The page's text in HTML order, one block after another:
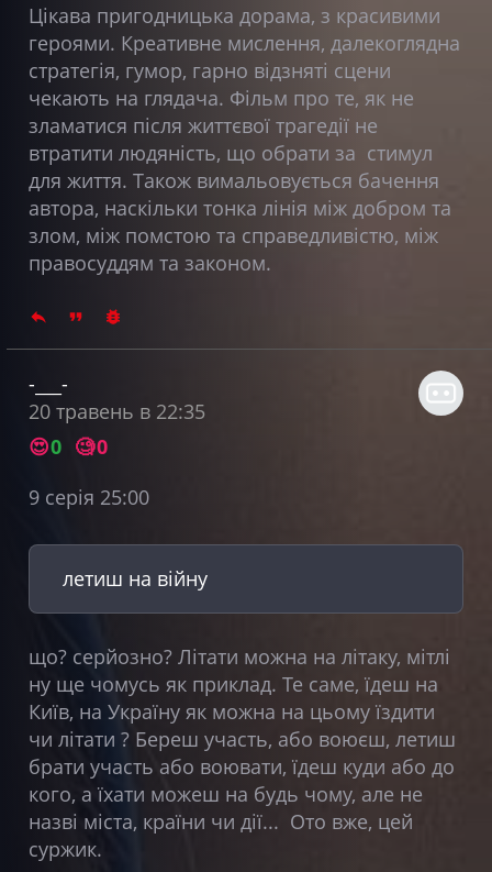
Цікава пригодницька дорама, з красивими
героями. Креативне мислення, далекоглядна
стратегія, гумор, гарно відзняті сцени
чекають на глядача. Фільм про те, як не
зламатися після життєвої трагедії не
втратити людяність, що обрати за стимул
для життя. Також вимальовується бачення
автора, наскільки тонка лінія між добром та
злом, між помстою та справедливістю, між
правосуддям та законом.
-___-
20 травень в 22:35
😍0 🧐0
9 серія 25:00
летиш на війну
що? серйозно? Літати можна на літаку, мітлі
ну ще чомусь як приклад. Те саме, їдеш на
Київ, на Україну як можна на цьому їздити
чи літати ? Береш участь, або воюєш, летиш
брати участь або воювати, їдеш куди або до
кого, а їхати можеш на будь чому, але не
назві міста, країни чи дії... Ото вже, цей
суржик.